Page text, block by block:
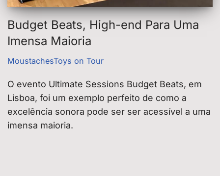
Budget Beats, High-end Para Uma
Imensa Maioria
MoustachesToys on Tour
O evento Ultimate Sessions Budget Beats, em
Lisboa, foi um exemplo perfeito de como a
excelência sonora pode ser ser acessível a uma
imensa maioria.